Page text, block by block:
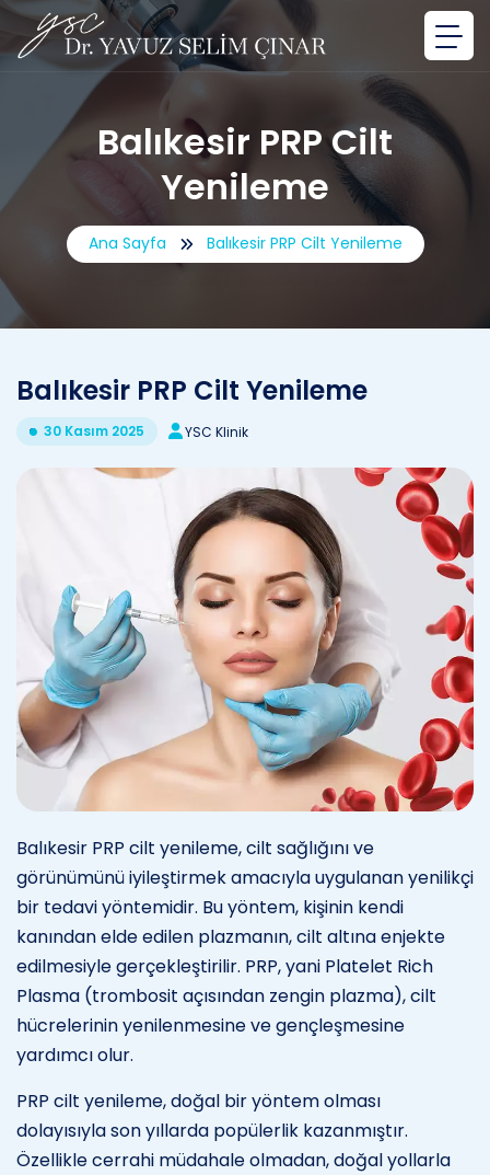
Balıkesir PRP Cilt
Yenileme
Ana Sayfa Balıkesir PRP Cilt Yenileme
Balıkesir PRP Cilt Yenileme
30 Kasım 2025 YSC Klinik
Balıkesir PRP cilt yenileme, cilt sağlığını ve
görünümünü iyileştirmek amacıyla uygulanan yenilikçi
bir tedavi yöntemidir. Bu yöntem, kişinin kendi
kanından elde edilen plazmanın, cilt altına enjekte
edilmesiyle gerçekleştirilir. PRP, yani Platelet Rich
Plasma (trombosit açısından zengin plazma), cilt
hücrelerinin yenilenmesine ve gençleşmesine
yardımcı olur.
PRP cilt yenileme, doğal bir yöntem olması
dolayısıyla son yıllarda popülerlik kazanmıştır.
Özellikle cerrahi müdahale olmadan, doğal yollarla